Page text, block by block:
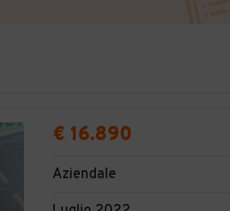
€ 16.890
Aziendale